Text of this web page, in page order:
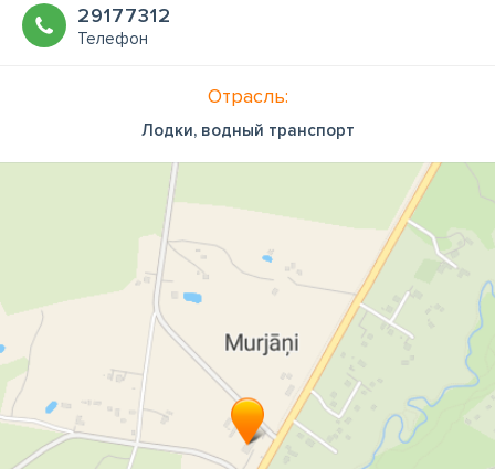
29177312
Телефон
Отрасль:
Лодки, водный транспорт